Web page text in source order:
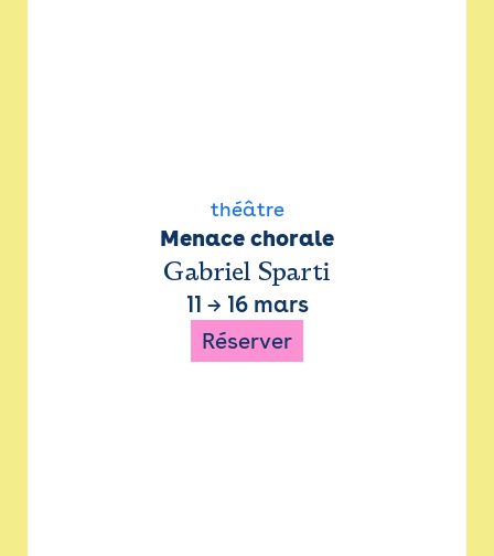
théâtre
Menace chorale
Gabriel Sparti
11 → 16 mars
Réserver